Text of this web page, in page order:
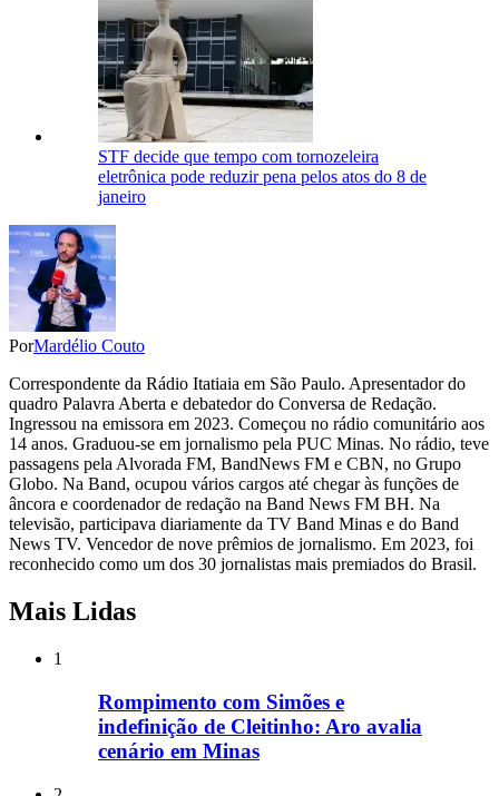
STF decide que tempo com tornozeleira
eletrônica pode reduzir pena pelos atos do 8 de
janeiro
PorMardélio Couto
Correspondente da Rádio Itatiaia em São Paulo. Apresentador do
quadro Palavra Aberta e debatedor do Conversa de Redação.
Ingressou na emissora em 2023. Começou no rádio comunitário aos
14 anos. Graduou-se em jornalismo pela PUC Minas. No rádio, teve
passagens pela Alvorada FM, BandNews FM e CBN, no Grupo
Globo. Na Band, ocupou vários cargos até chegar às funções de
âncora e coordenador de redação na Band News FM BH. Na
televisão, participava diariamente da TV Band Minas e do Band
News TV. Vencedor de nove prêmios de jornalismo. Em 2023, foi
reconhecido como um dos 30 jornalistas mais premiados do Brasil.
Mais Lidas
1
Rompimento com Simões e
indefinição de Cleitinho: Aro avalia
cenário em Minas